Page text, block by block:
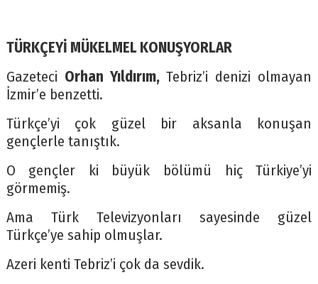
TÜRKÇEYİ MÜKELMEL KONUŞYORLAR
Gazeteci Orhan Yıldırım,Tebriz’i denizi olmayan
İzmir’e benzetti.
Türkçe’yi çok güzel bir aksanla konuşan
gençlerle tanıştık.
O gençler ki büyük bölümü hiç Türkiye’yi
görmemiş.
Ama Türk Televizyonları sayesinde güzel
Türkçe’ye sahip olmuşlar.
Azeri kenti Tebriz’i çok da sevdik.